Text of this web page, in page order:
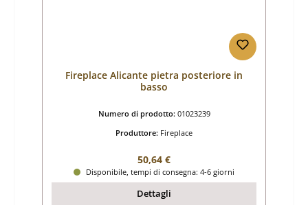
Fireplace Alicante pietra posteriore in
basso
Numero di prodotto: 01023239
Produttore: Fireplace
Prezzo normale:
50,64 €
Disponibile, tempi di consegna: 4-6 giorni
Dettagli